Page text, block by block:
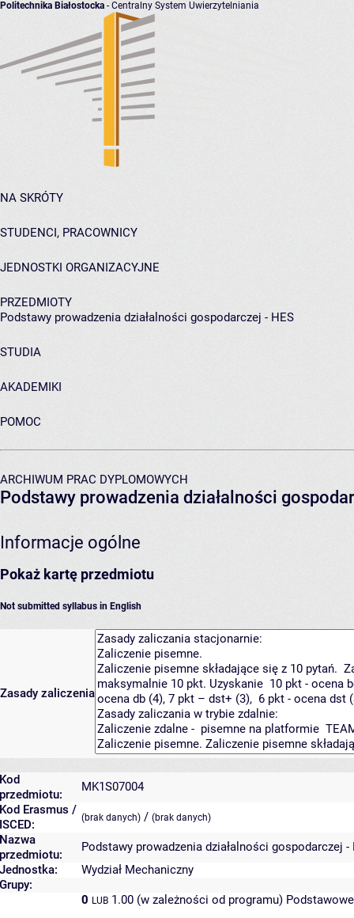
Politechnika Białostocka - Centralny System Uwierzytelniania
NA SKRÓTY
STUDENCI, PRACOWNICY
JEDNOSTKI ORGANIZACYJNE
PRZEDMIOTY
Podstawy prowadzenia działalności gospodarczej - HES
STUDIA
AKADEMIKI
POMOC
ARCHIWUM PRAC DYPLOMOWYCH
Podstawy prowadzenia działalności
Informacje ogólne
Pokaż kartę przedmiotu
Not submitted syllabus in English
Zasady zaliczenia
Kod
przedmiotu:
MK1S07004
Kod Erasmus /
ISCED:
(brak danych) / (brak danych)
Nazwa
przedmiotu:
Podstawy prowadzenia działalności gospodarczej -
Jednostka:
Wydział Mechaniczny
Grupy:
0 LUB 1.00 (w zależności od programu)